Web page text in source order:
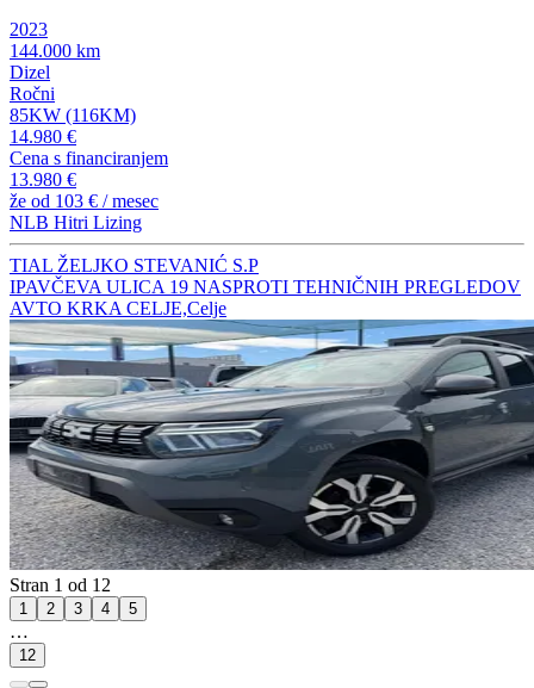
2023
144.000 km
Dizel
Ročni
85KW (116KM)
14.980 €
Cena s financiranjem
13.980 €
že od 103 € / mesec
NLB Hitri Lizing
TIAL ŽELJKO STEVANIĆ S.P
IPAVČEVA ULICA 19 NASPROTI TEHNIČNIH PREGLEDOV
AVTO KRKA CELJE,Celje
Stran 1 od 12
1 2 3 4 5
…
12